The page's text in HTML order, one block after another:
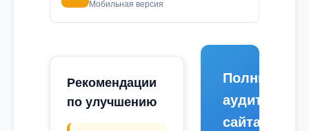
Мобильная версия
Рекомендации
по улучшению
Полный
аудит
сайта